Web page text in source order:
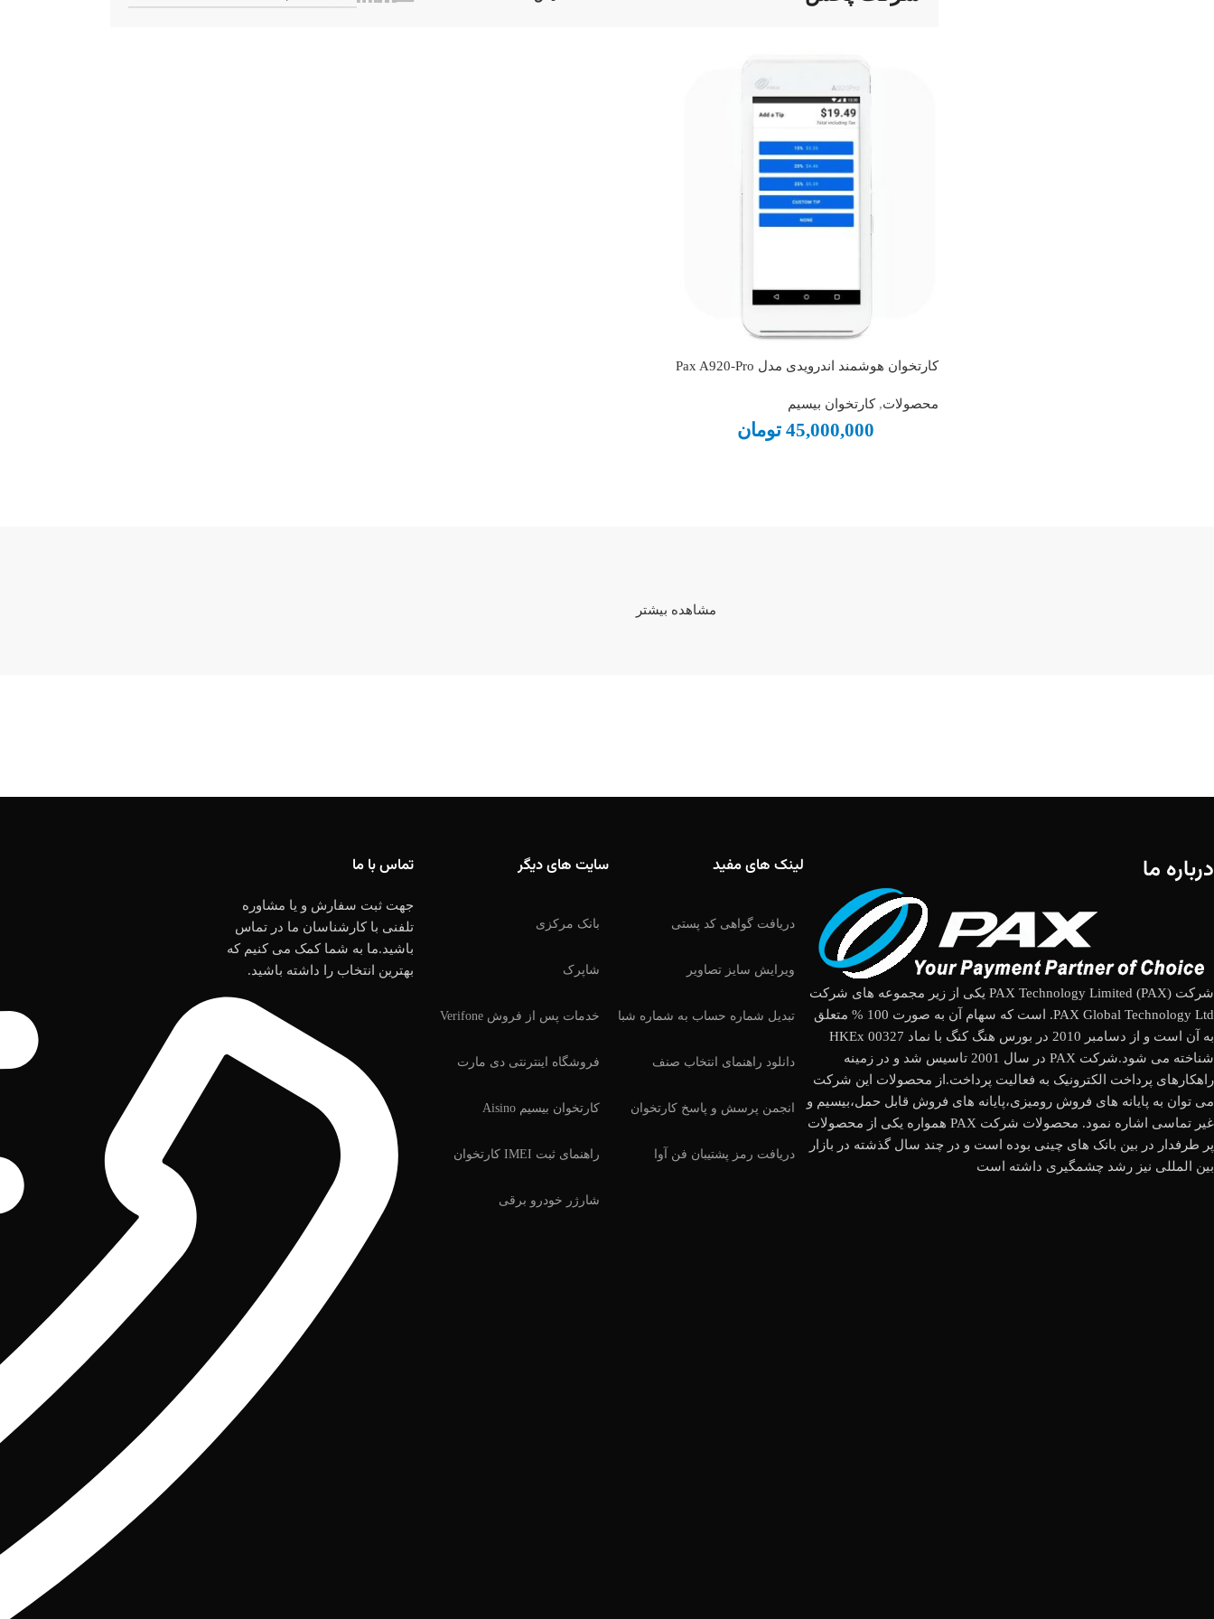
کارتخوان هوشمند اندرویدی مدل Pax A920-Pro
محصولات, کارتخوان بیسیم
45,000,000 تومان
مشاهده بیشتر
درباره ما
شرکت (PAX Technology Limited (PAX یکی از زیر مجموعه های شرکت
PAX Global Technology Ltd. است که سهام آن به صورت 100 % متعلق
به آن است و از دسامبر 2010 در بورس هنگ کنگ با نماد HKEx 00327
شناخته می شود.شرکت PAX در سال 2001 تاسیس شد و در زمینه
راهکارهای پرداخت الکترونیک به فعالیت پرداخت.از محصولات این شرکت
می توان به پایانه های فروش رومیزی،پایانه های فروش قابل حمل،بیسیم و
غیر تماسی اشاره نمود. محصولات شرکت PAX همواره یکی از محصولات
پر طرفدار در بین بانک های چینی بوده است و در چند سال گذشته در بازار
بین المللی نیز رشد چشمگیری داشته است
لینک های مفید
دریافت گواهی کد پستی
ویرایش سایز تصاویر
تبدیل شماره حساب به شماره شبا
دانلود راهنمای انتخاب صنف
انجمن پرسش و پاسخ کارتخوان
دریافت رمز پشتیبان فن آوا
سایت های دیگر
بانک مرکزی
شاپرک
خدمات پس از فروش Verifone
فروشگاه اینترنتی دی مارت
کارتخوان بیسیم Aisino
راهنمای ثبت IMEI کارتخوان
شارژر خودرو برقی
تماس با ما
جهت ثبت سفارش و یا مشاوره
تلفنی با کارشناسان ما در تماس
باشید.ما به شما کمک می کنیم که
بهترین انتخاب را داشته باشید.